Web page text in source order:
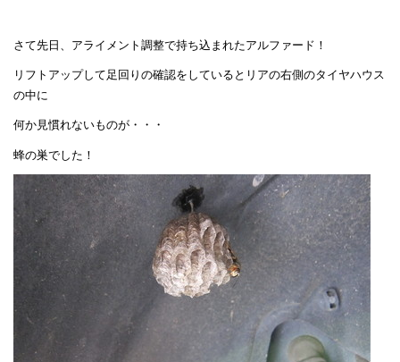
さて先日、アライメント調整で持ち込まれたアルファード！
リフトアップして足回りの確認をしているとリアの右側のタイヤハウス
の中に
何か見慣れないものが・・・
蜂の巣でした！